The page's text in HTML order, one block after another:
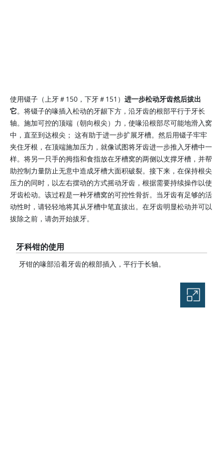
使用镊子（上牙＃150，下牙＃151） 进一步松动牙齿然后拔出
它。将镊子的喙插入松动的牙龈下方，沿牙齿的根部平行于牙长
轴。施加可控的顶端（朝向根尖）力，使喙沿根部尽可能地滑入窝
中，直至到达根尖； 这有助于进一步扩展牙槽。然后用镊子牢牢
夹住牙根，在顶端施加压力，就像试图将牙齿进一步推入牙槽中一
样。将另一只手的拇指和食指放在牙槽窝的两侧以支撑牙槽，并帮
助控制力量防止无意中造成牙槽大面积破裂。接下来，在保持根尖
压力的同时，以左右摆动的方式摇动牙齿，根据需要持续操作以使
牙齿松动。该过程是一种牙槽窝的可控性骨折。当牙齿有足够的活
动性时，请轻轻地将其从牙槽中笔直拔出。在牙齿明显松动并可以
拔除之前，请勿开始拔牙。
牙科钳的使用
牙钳的喙部沿着牙齿的根部插入，平行于长轴。